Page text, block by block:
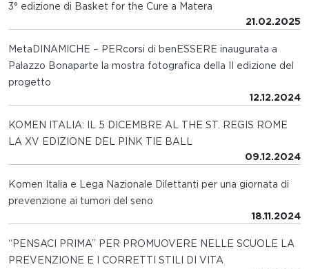
3° edizione di Basket for the Cure a Matera
21.02.2025
MetaDINAMICHE – PERcorsi di benESSERE inaugurata a
Palazzo Bonaparte la mostra fotografica della II edizione del
progetto
12.12.2024
KOMEN ITALIA: IL 5 DICEMBRE AL THE ST. REGIS ROME
LA XV EDIZIONE DEL PINK TIE BALL
09.12.2024
Komen Italia e Lega Nazionale Dilettanti per una giornata di
prevenzione ai tumori del seno
18.11.2024
“PENSACI PRIMA” PER PROMUOVERE NELLE SCUOLE LA
PREVENZIONE E I CORRETTI STILI DI VITA